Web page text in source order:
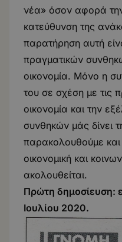
νέα» όσον αφορά
κατεύθυνση της
παρατήρηση αυτή
πραγματικών
οικονομία. Μόνο η
του σε σχέση με τις
οικονομία και την
συνθηκών μάς δίνει
παρακολουθούμε και
οικονομική και
ακολουθείται.
Πρώτη δημοσίευση:
Ιουλίου 2020.